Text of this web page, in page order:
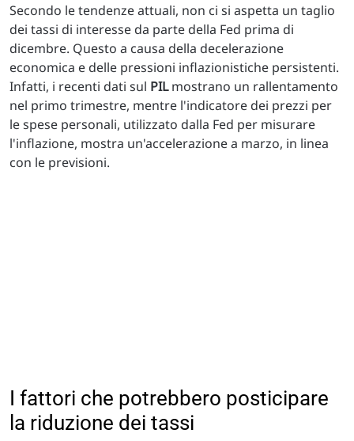
Secondo le tendenze attuali, non ci si aspetta un taglio
dei tassi di interesse da parte della Fed prima di
dicembre. Questo a causa della decelerazione
economica e delle pressioni inflazionistiche persistenti.
Infatti, i recenti dati sul PILmostrano un rallentamento
nel primo trimestre, mentre l'indicatore dei prezzi per
le spese personali, utilizzato dalla Fed per misurare
l'inflazione, mostra un'accelerazione a marzo, in linea
con le previsioni.
I fattori che potrebbero posticipare
la riduzione dei tassi